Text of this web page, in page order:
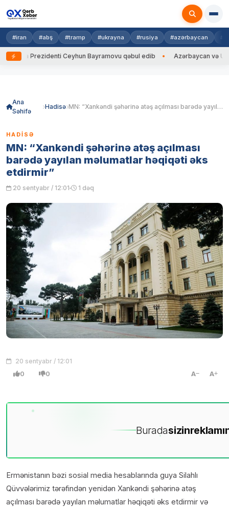
#iran #abş #tramp #ukrayna #rusiya #azərbaycan
Prezidenti Ceyhun Bayramovu qəbul edib Azərbaycan və
Ana
Səhifə
Hadisə MN: “Xankəndi şəhərinə atəş açılması barədə yayılan məlumatlar həqiqəti əks etdirmir”
HADISƏ
MN: “Xankəndi şəhərinə atəş açılması
barədə yayılan məlumatlar həqiqəti əks
etdirmir”
20 sentyabr / 12:01 1 dəq
20 sentyabr / 12:01
0 0 A A
Buradasizin
Ermənistanın bəzi sosial media hesablarında guya Silahlı
Qüvvələrimiz tərəfindən yenidən Xankəndi şəhərinə atəş
açılması barədə yayılan məlumatlar həqiqəti əks etdirmir və